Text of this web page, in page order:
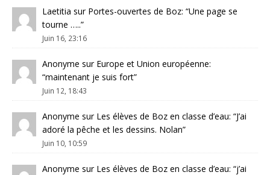
Laetitia sur Portes-ouvertes de Boz: “Une page se
tourne …..”
Juin 16, 23:16
Anonyme sur Europe et Union européenne:
“maintenant je suis fort”
Juin 12, 18:43
Anonyme sur Les élèves de Boz en classe d’eau: “J’ai
adoré la pêche et les dessins. Nolan”
Juin 10, 10:59
Anonyme sur Les élèves de Boz en classe d’eau: “j’ai